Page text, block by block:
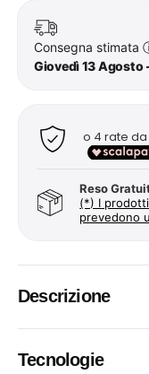
Consegna stimata
Giovedì 13 Agosto
Reso
(*) I
prevedono
Descrizione
Tecnologie